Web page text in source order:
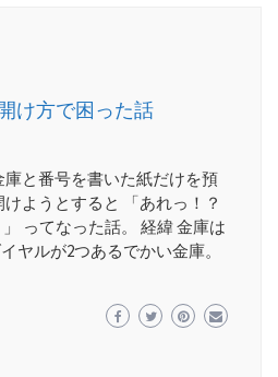
け方で困った話
と番号を書いた紙だけを預
ようとすると 「あれっ！？
ってなった話。 経緯 金庫は
ヤルが2つあるでかい金庫。